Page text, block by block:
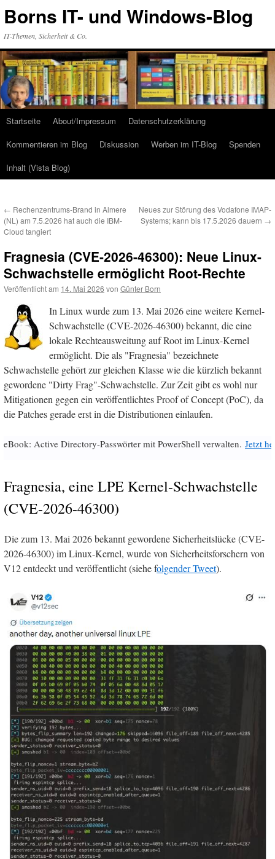
Inhalt
Borns IT- und Windows-Blog
IT-Themen, Sicherheit & Co.
Startseite About/Impressum
Datenschutzerklärung
Kommentieren im Blog
Diskussion Werben im IT-Blog
Spenden
Inhalt (Vista Blog)
← Rechenzentrums-Brand in Almere
(NL) am 7.5.2026 hat auch die IBM-
Cloud tangiert
Neues zur Störung des Vodafone IMAP-
Systems; kann bis 17.5.2026 dauern →
Fragnesia (CVE-2026-46300): Neue Linux-
Schwachstelle ermöglicht Root-Rechte
Veröffentlicht am 14. Mai 2026 von Günter Born
In Linux wurde zum 13. Mai 2026 eine weitere Kernel-
Schwachstelle (CVE-2026-46300) bekannt, die eine
lokale Rechteausweitung auf Root im Linux-Kernel
ermöglicht. Die als "Fragnesia" bezeichnete
Schwachstelle gehört zur gleichen Klasse wie die kürzlich bekannt
gewordene "Dirty Frag"-Schwachstelle. Zur Zeit gibt es wohl nur
Mitigationen gegen ein veröffentlichtes Proof of Concept (PoC), da
die Patches gerade erst in die Distributionen einlaufen.
eBook: Active Directory-Passwörter mit PowerShell verwalten. Jetzt
Fragnesia, eine LPE Kernel-Schwachstelle
(CVE-2026-46300)
Die zum 13. Mai 2026 bekannt gewordene Sicherheitslücke (CVE-
2026-46300) im Linux-Kernel, wurde von Sicherheitsforschern von
V12 entdeckt und veröffentlicht (siehe folgender Tweet).